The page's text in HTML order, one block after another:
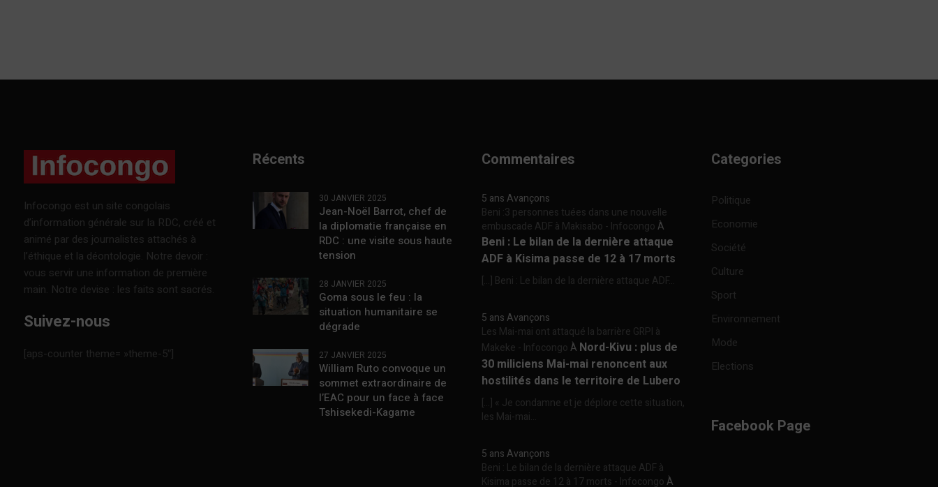
Infocongo est un site congolais
d’information générale sur la RDC, créé et
animé par des journalistes attachés à
l’éthique et la déontologie. Notre devoir :
vous servir une information de première
main. Notre devise : les faits sont sacrés.
Suivez-nous
[aps-counter theme= »theme-5″]
Récents
30 JANVIER 2025
Jean-Noël Barrot, chef de
la diplomatie française en
RDC : une visite sous haute
tension
28 JANVIER 2025
Goma sous le feu : la
situation humanitaire se
dégrade
27 JANVIER 2025
William Ruto convoque un
sommet extraordinaire de
l’EAC pour un face à face
Tshisekedi-Kagame
Commentaires
5 ans Avançons
Beni :3 personnes tuées dans une nouvelle
embuscade ADF à Makisabo - InfocongoÀ
Beni : Le bilan de la dernière attaque
ADF à Kisima passe de 12 à 17 morts
[…] Beni : Le bilan de la dernière attaque ADF...
5 ans Avançons
Les Mai-mai ont attaqué la barrière GRPI à
Makeke - InfocongoÀ Nord-Kivu : plus de
30 miliciens Mai-mai renoncent aux
hostilités dans le territoire de Lubero
[…] « Je condamne et je déplore cette situation,
les Mai-mai...
5 ans Avançons
Beni : Le bilan de la dernière attaque ADF à
Kisima passe de 12 à 17 morts - InfocongoÀ
Categories
Politique
Economie
Société
Culture
Sport
Environnement
Mode
Elections
Facebook Page